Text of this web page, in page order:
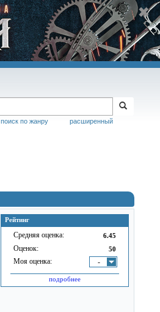
расширенный
поиск по жанру
Рейтинг
Средняя оценка: 6.45
Оценок: 50
Моя оценка: -
подробнее